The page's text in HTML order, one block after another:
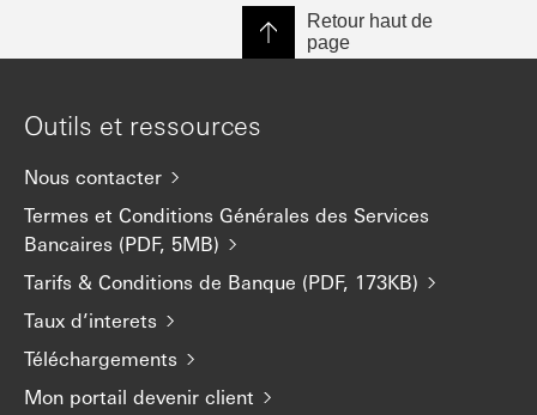
Retour haut de
page
Outils et ressources
Nous contacter
Termes et Conditions Générales des Services
Bancaires (PDF, 5MB)
Tarifs & Conditions de Banque (PDF, 173KB)
Taux d’interets
Téléchargements
Mon portail devenir client